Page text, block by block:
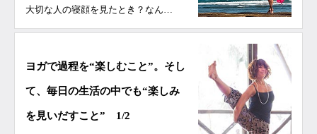
大切な人の寝顔を見たとき？なん…
ヨガで過程を“楽しむこと”。そし
て、毎日の生活の中でも“楽しみ
を見いだすこと” 1/2